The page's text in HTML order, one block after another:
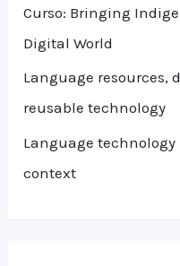
p
o
r
:
Curso: Bringing
Digital World
Language resources,
reusable technology
Language
context